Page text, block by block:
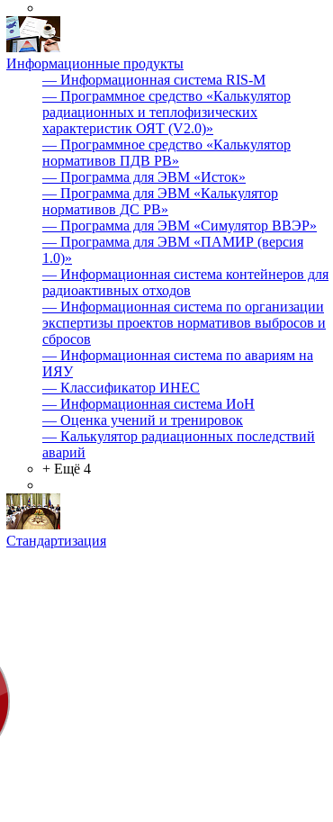
Информационные продукты
— Информационная система RIS-M
— Программное средство «Калькулятор
радиационных и теплофизических
характеристик ОЯТ (V2.0)»
— Программное средство «Калькулятор
нормативов ПДВ РВ»
— Программа для ЭВМ «Исток»
— Программа для ЭВМ «Калькулятор
нормативов ДС РВ»
— Программа для ЭВМ «Симулятор ВВЭР»
— Программа для ЭВМ «ПАМИР (версия
1.0)»
— Информационная система контейнеров для
радиоактивных отходов
— Информационная система по организации
экспертизы проектов нормативов выбросов и
сбросов
— Информационная система по авариям на
ИЯУ
— Классификатор ИНЕС
— Информационная система ИоН
— Оценка учений и тренировок
— Калькулятор радиационных последствий
аварий
+ Ещё 4
Стандартизация